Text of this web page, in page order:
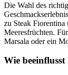
Die Wahl des
zu Steak Fiorentina
Meeresfrüchten.
Marsala oder ein
Wie